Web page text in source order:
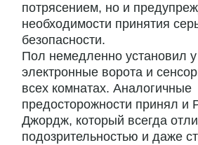
потрясением, но и
необходимости принятия
безопасности.
Пол немедленно установил
электронные ворота и
всех комнатах. Аналогичные
предосторожности принял и
Джордж, который всегда
подозрительностью и даже